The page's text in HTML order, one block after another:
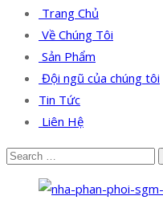
Trang Chủ
Về Chúng Tôi
Sản Phẩm
Đội ngũ của chúng tôi
Tin Tức
Liên Hệ